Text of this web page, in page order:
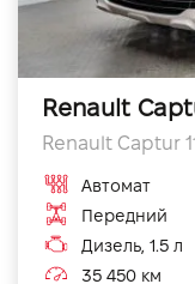
Renault
Renault Captur
Автомат
Передний
Дизель, 1.5 л
35 450 км